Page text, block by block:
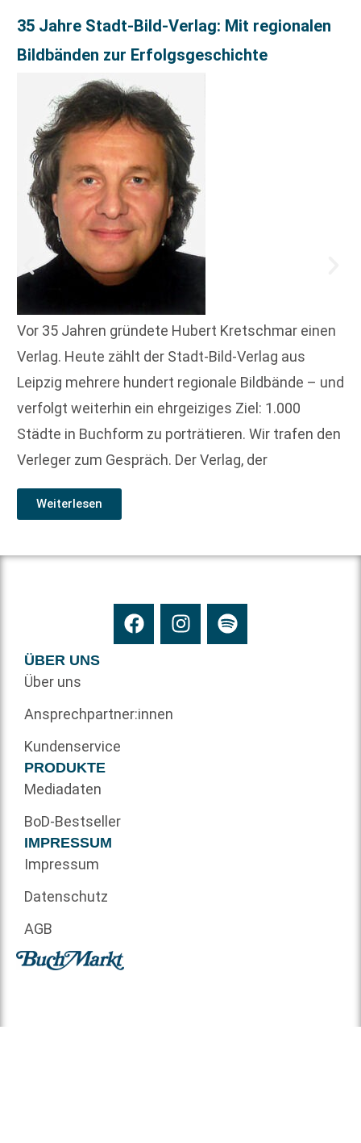
35 Jahre Stadt-Bild-Verlag: Mit regionalen
Bildbänden zur Erfolgsgeschichte
Vor 35 Jahren gründete Hubert Kretschmar einen
Verlag. Heute zählt der Stadt-Bild-Verlag aus
Leipzig mehrere hundert regionale Bildbände – und
verfolgt weiterhin ein ehrgeiziges Ziel: 1.000
Städte in Buchform zu porträtieren. Wir trafen den
Verleger zum Gespräch. Der Verlag, der
Weiterlesen
ÜBER UNS
Über uns
Ansprechpartner:innen
Kundenservice
PRODUKTE
Mediadaten
BoD-Bestseller
IMPRESSUM
Impressum
Datenschutz
AGB